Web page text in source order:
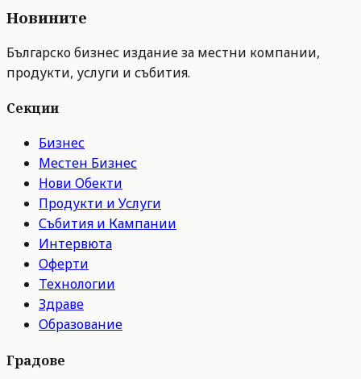
Новините
Българско бизнес издание за местни компании,
продукти, услуги и събития.
Секции
Бизнес
Местен Бизнес
Нови Обекти
Продукти и Услуги
Събития и Кампании
Интервюта
Оферти
Технологии
Здраве
Образование
Градове